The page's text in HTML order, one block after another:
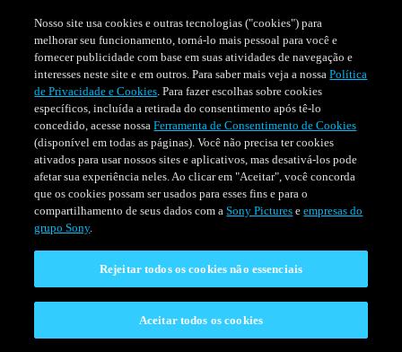
SÉRIESPROGRAMAÇÃO
CONECTAR
Perguntas Frequentes
Nosso site usa cookies e outras tecnologias ("cookies") para
melhorar seu funcionamento, torná-lo mais pessoal para você e
fornecer publicidade com base em suas atividades de navegação e
interesses neste site e em outros. Para saber mais veja a nossaPolítica
de Privacidade e Cookies. Para fazer escolhas sobre cookies
específicos, incluída a retirada do consentimento após tê-lo
concedido, acesse nossaFerramenta de Consentimento de Cookies
(disponível em todas as páginas). Você não precisa ter cookies
ativados para usar nossos sites e aplicativos, mas desativá-los pode
afetar sua experiência neles. Ao clicar em "Aceitar", você concorda
que os cookies possam ser usados para esses fins e para o
compartilhamento de seus dados com aSony Pictures eempresas do
grupo Sony.
Rejeitar todos os cookies não essenciais
Aceitar todos os cookies